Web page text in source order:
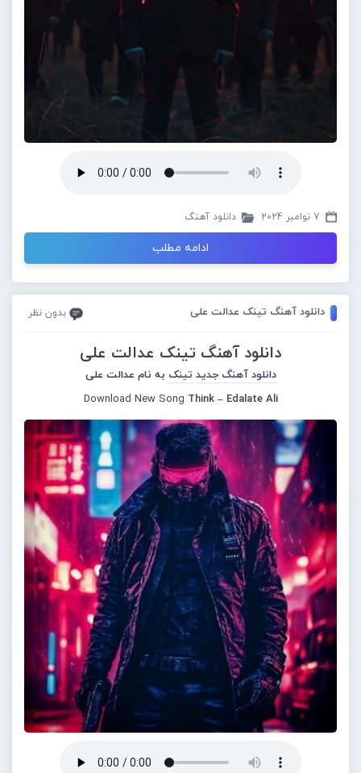
7 نوامبر 2024 دانلود آهنگ
ادامه مطلب
دانلود آهنگ تینک عدالت علی بدون نظر
دانلود آهنگ تینک عدالت علی
دانلود آهنگ جدید تینک به نام عدالت علی
Download New Song Think – Edalate Ali